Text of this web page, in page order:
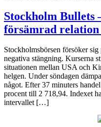
Stockholm Bullets
försämrad
Stockholmsbörsen försöker
negativa stängning. Kurserna
situationen mellan USA och
helgen. Under söndagen
något. Efter 37 minuters
procent till 2 718,94. Indexet
intervallet […]